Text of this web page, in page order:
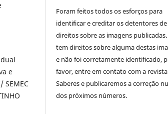
e
SEMEC
Foram feitos todos os esforços para
identificar e creditar os detentores de
direitos sobre as imagens publicadas.
tem direitos sobre alguma destas
e não foi corretamente identificado,
favor, entre em contato com a revista
Saberes e publicaremos a correção
dos próximos números.